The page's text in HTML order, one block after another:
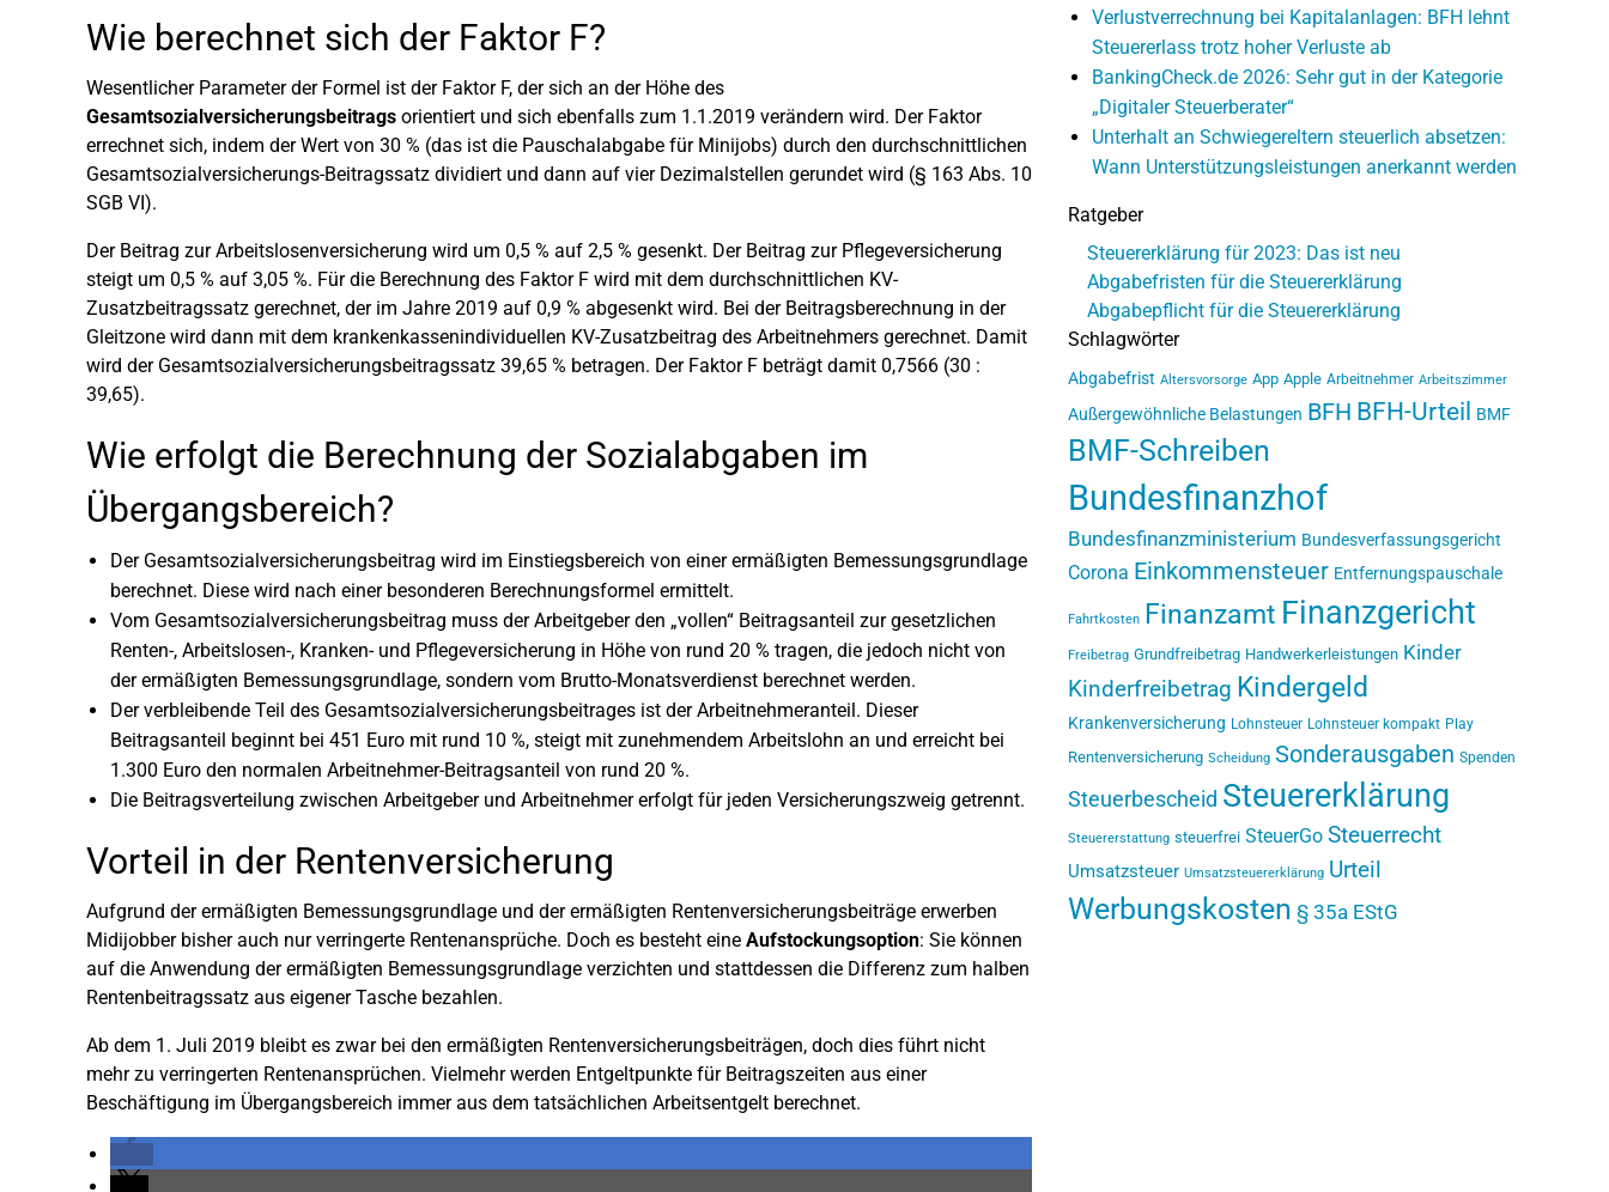
Wie berechnet sich der Faktor F?
Wesentlicher Parameter der Formel ist der Faktor F, der sich an der Höhe des
Gesamtsozialversicherungsbeitrags orientiert und sich ebenfalls zum 1.1.2019 verändern wird. Der Faktor
errechnet sich, indem der Wert von 30 % (das ist die Pauschalabgabe für Minijobs) durch den durchschnittlichen
Gesamtsozialversicherungs-Beitragssatz dividiert und dann auf vier Dezimalstellen gerundet wird (§ 163 Abs. 10
SGB VI).
Der Beitrag zur Arbeitslosenversicherung wird um 0,5 % auf 2,5 % gesenkt. Der Beitrag zur Pflegeversicherung
steigt um 0,5 % auf 3,05 %. Für die Berechnung des Faktor F wird mit dem durchschnittlichen KV-
Zusatzbeitragssatz gerechnet, der im Jahre 2019 auf 0,9 % abgesenkt wird. Bei der Beitragsberechnung in der
Gleitzone wird dann mit dem krankenkassenindividuellen KV-Zusatzbeitrag des Arbeitnehmers gerechnet. Damit
wird der Gesamtsozialversicherungsbeitragssatz 39,65 % betragen. Der Faktor F beträgt damit 0,7566 (30 :
39,65).
Wie erfolgt die Berechnung der Sozialabgaben im
Übergangsbereich?
Der Gesamtsozialversicherungsbeitrag wird im Einstiegsbereich von einer ermäßigten Bemessungsgrundlage
berechnet. Diese wird nach einer besonderen Berechnungsformel ermittelt.
Vom Gesamtsozialversicherungsbeitrag muss der Arbeitgeber den „vollen“ Beitragsanteil zur gesetzlichen
Renten-, Arbeitslosen-, Kranken- und Pflegeversicherung in Höhe von rund 20 % tragen, die jedoch nicht von
der ermäßigten Bemessungsgrundlage, sondern vom Brutto-Monatsverdienst berechnet werden.
Der verbleibende Teil des Gesamtsozialversicherungsbeitrages ist der Arbeitnehmeranteil. Dieser
Beitragsanteil beginnt bei 451 Euro mit rund 10 %, steigt mit zunehmendem Arbeitslohn an und erreicht bei
1.300 Euro den normalen Arbeitnehmer-Beitragsanteil von rund 20 %.
Die Beitragsverteilung zwischen Arbeitgeber und Arbeitnehmer erfolgt für jeden Versicherungszweig getrennt.
Vorteil in der Rentenversicherung
Aufgrund der ermäßigten Bemessungsgrundlage und der ermäßigten Rentenversicherungsbeiträge erwerben
Midijobber bisher auch nur verringerte Rentenansprüche. Doch es besteht eine Aufstockungsoption: Sie können
auf die Anwendung der ermäßigten Bemessungsgrundlage verzichten und stattdessen die Differenz zum halben
Rentenbeitragssatz aus eigener Tasche bezahlen.
Ab dem 1. Juli 2019 bleibt es zwar bei den ermäßigten Rentenversicherungsbeiträgen, doch dies führt nicht
mehr zu verringerten Rentenansprüchen. Vielmehr werden Entgeltpunkte für Beitragszeiten aus einer
Beschäftigung im Übergangsbereich immer aus dem tatsächlichen Arbeitsentgelt berechnet.
Verlustverrechnung bei Kapitalanlagen: BFH lehnt
Steuererlass trotz hoher Verluste ab
BankingCheck.de 2026: Sehr gut in der Kategorie
„Digitaler Steuerberater“
Unterhalt an Schwiegereltern steuerlich absetzen:
Wann Unterstützungsleistungen anerkannt werden
Ratgeber
Steuererklärung für 2023: Das ist neu
Abgabefristen für die Steuererklärung
Abgabepflicht für die Steuererklärung
Schlagwörter
Abgabefrist Altersvorsorge App Apple Arbeitnehmer Arbeitszimmer
Außergewöhnliche Belastungen BFH BFH-Urteil BMF
BMF-Schreiben
Bundesfinanzhof
Bundesfinanzministerium Bundesverfassungsgericht
Corona Einkommensteuer Entfernungspauschale
Fahrtkosten Finanzamt Finanzgericht
Freibetrag Grundfreibetrag Handwerkerleistungen Kinder
Kinderfreibetrag Kindergeld
Krankenversicherung Lohnsteuer Lohnsteuer kompakt Play
Rentenversicherung Scheidung Sonderausgaben Spenden
Steuerbescheid Steuererklärung
Steuererstattung steuerfrei SteuerGo Steuerrecht
Umsatzsteuer Umsatzsteuererklärung Urteil
Werbungskosten § 35a EStG